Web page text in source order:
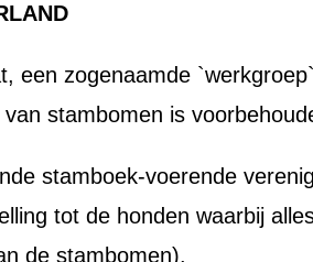
een zogenaamde
stambomen is
stamboek-voerende
tot de honden waarbij
de stambomen).